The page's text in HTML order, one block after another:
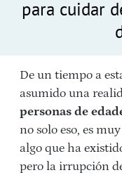
para cuidar
De un tiempo a
asumido una
personas de
no solo eso, es
algo que ha
pero la irrupción